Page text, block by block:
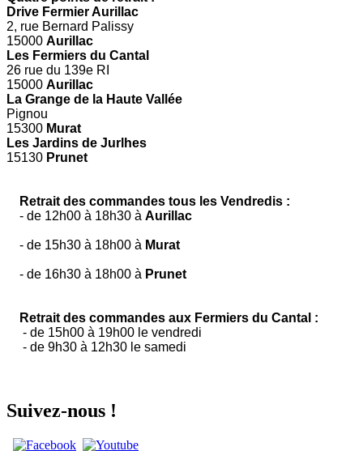
Drive Fermier Aurillac
2, rue Bernard Palissy
15000 Aurillac
Les Fermiers du Cantal
26 rue du 139e RI
15000 Aurillac
La Grange de la Haute Vallée
Pignou
15300 Murat
Les Jardins de Jurlhes
15130 Prunet
Retrait des commandes tous les Vendredis :
- de 12h00 à 18h30 à Aurillac
- de 15h30 à 18h00 à Murat
- de 16h30 à 18h00 à Prunet
Retrait des commandes aux Fermiers du Cantal :
- de 15h00 à 19h00 le vendredi
- de 9h30 à 12h30 le samedi
Suivez-nous !